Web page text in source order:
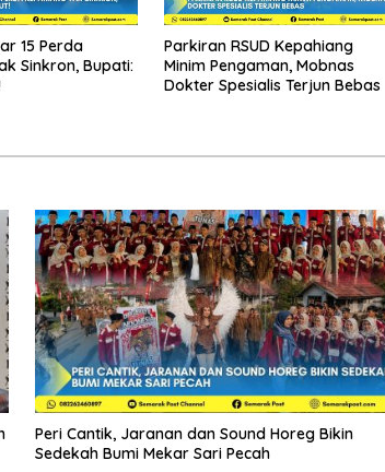
15 Perda
Sinkron, Bupati:
Parkiran RSUD Kepahiang
Minim Pengaman, Mobnas
Dokter Spesialis Terjun Bebas
Peri Cantik, Jaranan dan Sound Horeg Bikin
Sedekah Bumi Mekar Sari Pecah